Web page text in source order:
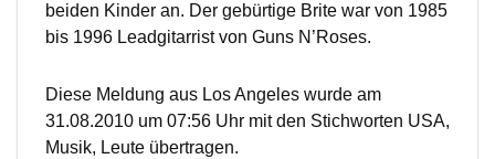
beiden Kinder an. Der gebürtige Brite war von 1985
bis 1996 Leadgitarrist von Guns N’Roses.
Diese Meldung aus Los Angeles wurde am
31.08.2010 um 07:56 Uhr mit den Stichworten USA,
Musik, Leute übertragen.